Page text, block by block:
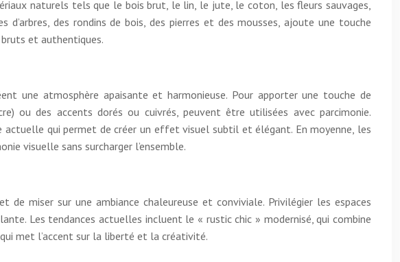
naturels tels que le bois brut, le lin, le jute, le coton, les fleurs sauvages,
des rondins de bois, des pierres et des mousses, ajoute une touche
bruts et authentiques.
une atmosphère apaisante et harmonieuse. Pour apporter une touche de
ou des accents dorés ou cuivrés, peuvent être utilisées avec parcimonie.
qui permet de créer un effet visuel subtil et élégant. En moyenne, les
visuelle sans surcharger l’ensemble.
miser sur une ambiance chaleureuse et conviviale. Privilégier les espaces
Les tendances actuelles incluent le « rustic chic » modernisé, qui combine
met l’accent sur la liberté et la créativité.